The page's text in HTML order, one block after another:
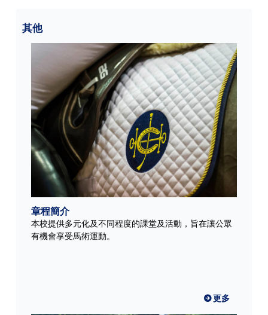
其他
章程簡介
本校提供多元化及不同程度的課堂及活動，旨在讓公眾
有機會享受馬術運動。
更多